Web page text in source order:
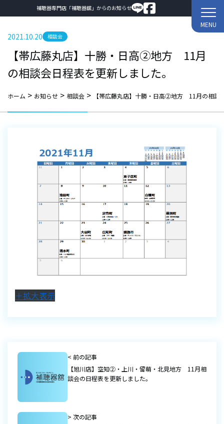
補聴器専門店「補聴器舘」からのお知らせ
MENU
2021.10.20 相談会
【帯広藤丸店】十勝・日高②地方 11月
の相談会日程表を更新しました。
ホーム > お知らせ > 相談会 > 【帯広藤丸店】十勝・日高②地方 11月の相談
＋拡大表示
< 前の記事
【旭川店】空知②・上川・留萌・北見地方 11月相
談会の日程表を更新しました。
> 次の記事